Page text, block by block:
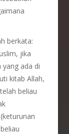
berkata:
jika
ada di
kitab Allah,
beliau